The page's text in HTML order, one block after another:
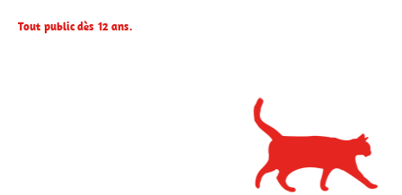
Tout public dès 12 ans.